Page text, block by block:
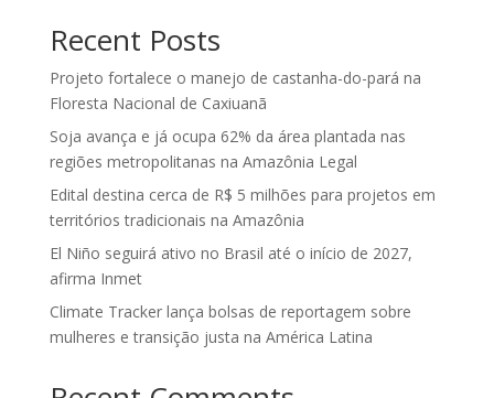
Recent Posts
Projeto fortalece o manejo de castanha-do-pará na
Floresta Nacional de Caxiuanã
Soja avança e já ocupa 62% da área plantada nas
regiões metropolitanas na Amazônia Legal
Edital destina cerca de R$ 5 milhões para projetos em
territórios tradicionais na Amazônia
El Niño seguirá ativo no Brasil até o início de 2027,
afirma Inmet
Climate Tracker lança bolsas de reportagem sobre
mulheres e transição justa na América Latina